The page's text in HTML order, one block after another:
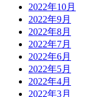
2022年10月
2022年9月
2022年8月
2022年7月
2022年6月
2022年5月
2022年4月
2022年3月